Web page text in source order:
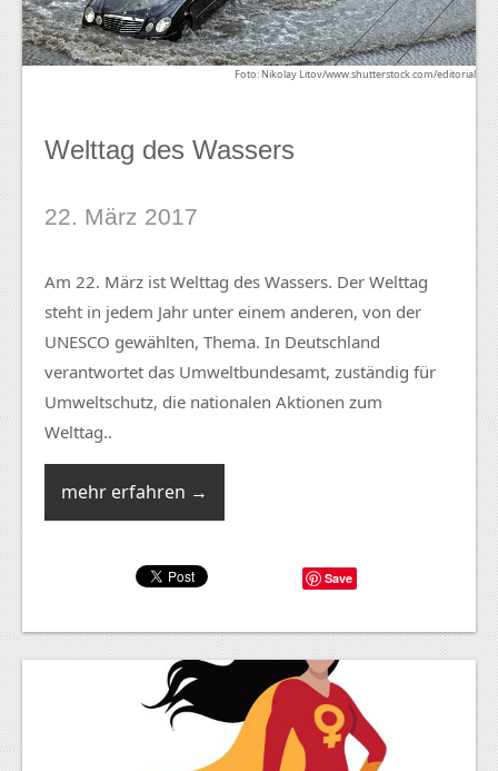
Foto: Nikolay Litov/www.shutterstock.com/editorial
Welttag des Wassers
22. März 2017
Am 22. März ist Welttag des Wassers. Der Welttag
steht in jedem Jahr unter einem anderen, von der
UNESCO gewählten, Thema. In Deutschland
verantwortet das Umweltbundesamt, zuständig für
Umweltschutz, die nationalen Aktionen zum
Welttag..
mehr erfahren →
Save